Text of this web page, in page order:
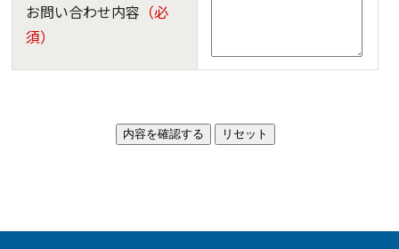
お問い合わせ内容 （必
須）